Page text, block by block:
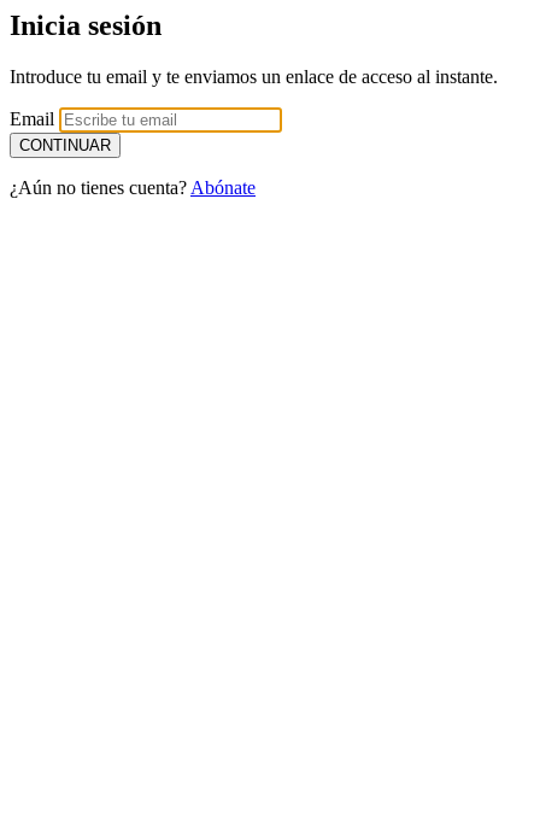
Inicia sesión
Introduce tu email y te enviamos un enlace de acceso al instante.
Email
¿Aún no tienes cuenta? Abónate